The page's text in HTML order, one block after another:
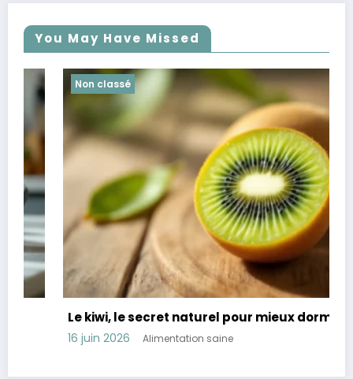
You May Have Missed
Non classé
Le kiwi, le secret naturel pour mieux dormir
16 juin 2026 Alimentation saine